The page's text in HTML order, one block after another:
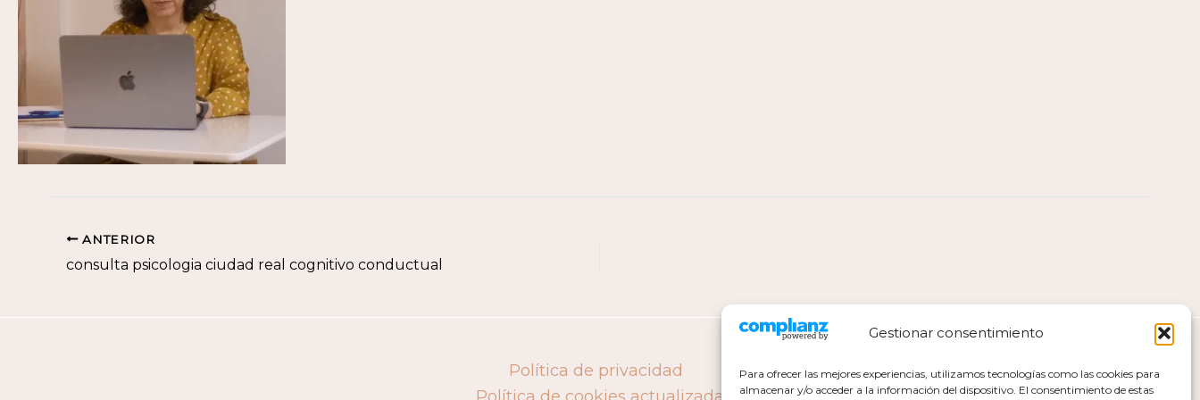
Gestionar consentimiento
Para ofrecer las mejores experiencias, utilizamos tecnologías como las cookies para
almacenar y/o acceder a la información del dispositivo. El consentimiento de estas
ANTERIOR
consulta psicologia ciudad real cognitivo conductual
Política de privacidad